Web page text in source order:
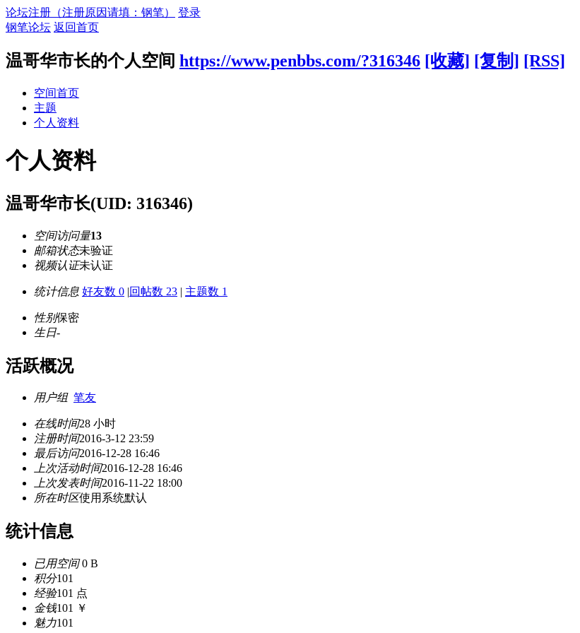
论坛注册（注册原因请填：钢笔）
登录
钢笔论坛 返回首页
温哥华市长的个人空间 https://www.penbbs.com/?316346 [收藏] [复制] [RSS]
空间首页
主题
个人资料
个人资料
温哥华市长(UID: 316346)
空间访问量13
邮箱状态未验证
视频认证未认证
统计信息 好友数 0 |回帖数 23 | 主题数 1
性别保密
生日-
活跃概况
用户组 笔友
在线时间28 小时
注册时间2016-3-12 23:59
最后访问2016-12-28 16:46
上次活动时间2016-12-28 16:46
上次发表时间2016-11-22 18:00
所在时区使用系统默认
统计信息
已用空间0 B
积分101
经验101 点
金钱101 ￥
魅力101